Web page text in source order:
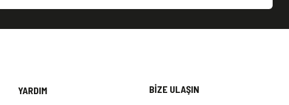
YARDIM BİZE ULAŞIN